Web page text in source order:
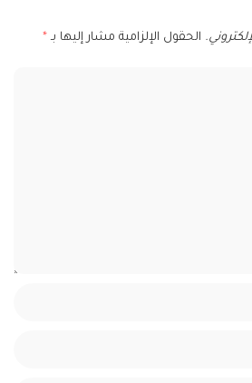
الحقول الإلزامية مشار إليها بـ *